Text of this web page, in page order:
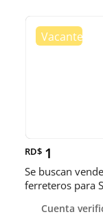
RD$ 1
Se buscan
ferreteros para
Cuenta